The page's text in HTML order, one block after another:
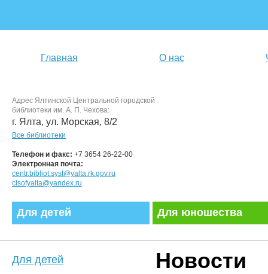
Главная О нас
Адрес Ялтинской Центральной городской
библиотеки им. А. П. Чехова:
г. Ялта, ул. Морская, 8/2
Все библиотеки
Телефон и факс: +7 3654 26-22-00
Электронная почта:
centr.bibliot.syst@yalta.rk.gov.ru
clsofyalta@yandex.ru
Для детей Для юношества
Новости
Для детей